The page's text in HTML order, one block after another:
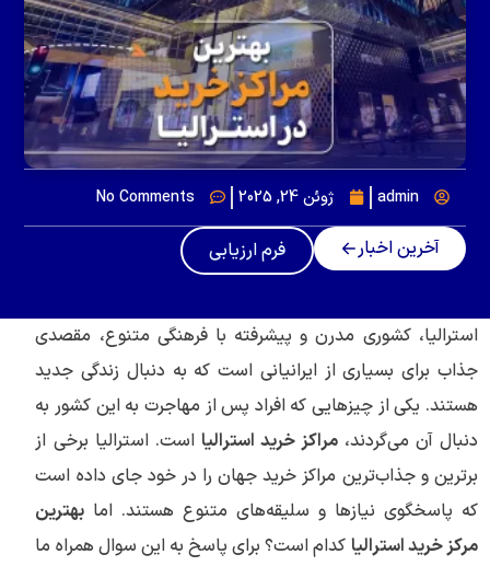
admin ژوئن 24, 2025 No Comments
آخرین اخبار فرم ارزیابی
استرالیا، کشوری مدرن و پیشرفته با فرهنگی متنوع، مقصدی
جذاب برای بسیاری از ایرانیانی است که به دنبال زندگی جدید
هستند. یکی از چیزهایی که افراد پس از مهاجرت به این کشور به
دنبال آن می‌گردند،مراکز خرید استرالیا است. استرالیا برخی از
برترین و جذاب‌ترین مراکز خرید جهان را در خود جای داده است
که پاسخگوی نیازها و سلیقه‌های متنوع هستند. اما بهترین
مرکز خرید استرالیا کدام است؟ برای پاسخ به این سوال همراه ما